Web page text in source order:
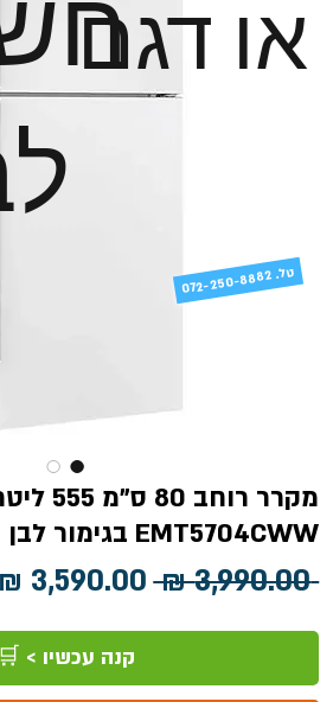
או דגם
מקרר
EMT5704CWW בגימור לבן
‏3,990.00 ‏₪
מחיר
רגיל
קנה עכשיו > 🛒
072-250-8882 .טל